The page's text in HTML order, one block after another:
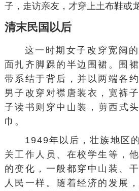
子，走访亲友，才穿上土布鞋或
清末民国以后
这一时期女子改穿宽阔的
面扎齐脚踝的半边围裙。围
带系结于背后，并以两端各
男子改穿对襟唐装衣，宽裤
子读书则穿 中山装 ，剪西式
巾。
1949年以后，壮族地区
关工作人员、在校学生等，
的变化，一般都穿中山装、
人民一样。随着经济的发展